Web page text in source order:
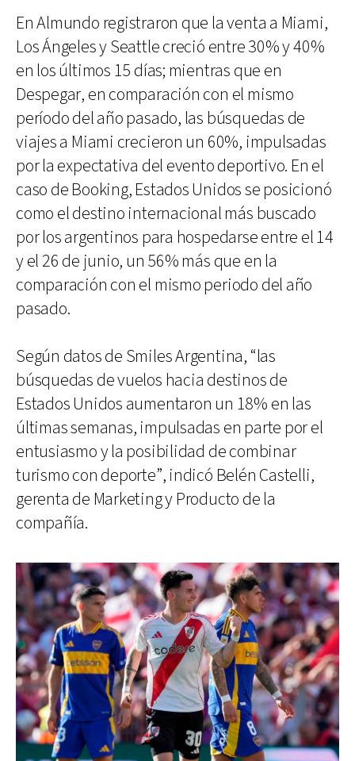
En Almundo registraron que la venta a Miami,
Los Ángeles y Seattle creció entre 30% y 40%
en los últimos 15 días; mientras que en
Despegar, en comparación con el mismo
período del año pasado, las búsquedas de
viajes a Miami crecieron un 60%, impulsadas
por la expectativa del evento deportivo. En el
caso de Booking, Estados Unidos se posicionó
como el destino internacional más buscado
por los argentinos para hospedarse entre el 14
y el 26 de junio, un 56% más que en la
comparación con el mismo periodo del año
pasado.
Según datos de Smiles Argentina, “las
búsquedas de vuelos hacia destinos de
Estados Unidos aumentaron un 18% en las
últimas semanas, impulsadas en parte por el
entusiasmo y la posibilidad de combinar
turismo con deporte”, indicó Belén Castelli,
gerenta de Marketing y Producto de la
compañía.